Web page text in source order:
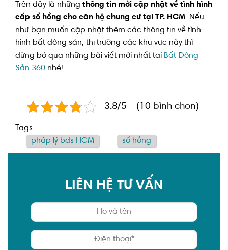
Trên đây là những thông tin mới cập nhật về tình hình
cấp sổ hồng cho căn hộ chung cư tại TP. HCM. Nếu
như bạn muốn cập nhật thêm các thông tin về tình
hình bất động sản, thị trường các khu vực này thì
đừng bỏ qua những bài viết mới nhất tại Bất Động
Sản 360 nhé!
3.8/5 - (10 bình chọn)
Tags:
pháp lý bds HCM
sổ hồng
LIÊN HỆ TƯ VẤN